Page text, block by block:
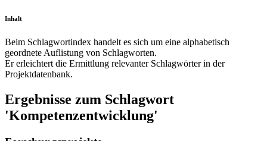
Inhalt
Beim Schlagwortindex handelt es sich um eine alphabetisch
geordnete Auflistung von Schlagworten.
Er erleichtert die Ermittlung relevanter Schlagwörter in der
Projektdatenbank.
Ergebnisse zum Schlagwort
'Kompetenzentwicklung'